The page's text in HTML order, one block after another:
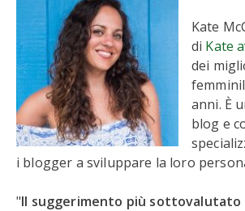
Kate
di Kate
dei
anni. È
blog e
i blogger a sviluppare la loro
"Il suggerimento più